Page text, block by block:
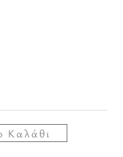
Καλάθι